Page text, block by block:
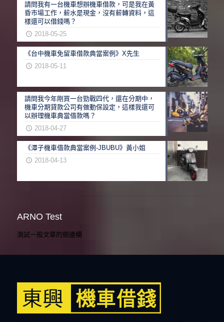
請問我有一台機車想辦機車借款，可是我在黃
昏市場工作，薪水是現金，沒有薪轉資料，這
樣還可以借錢嗎？
2018-05-25
《台中機車免留車借款典當案例》X先生
2018-05-11
請問我今年剛買一台勁戰四代，還在分期中，
機車分期貸款公司有做動保設定，這樣我還可
以辦理機車典當借款嗎？
2018-04-27
《潭子機車借款典當案例-JBUBU》黃小姐
2018-04-13
ARNO Test
測試一般文章的側邊欄